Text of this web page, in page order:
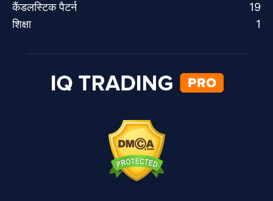
कैंडलस्टिक पैटर्न
19
शिक्षा
1